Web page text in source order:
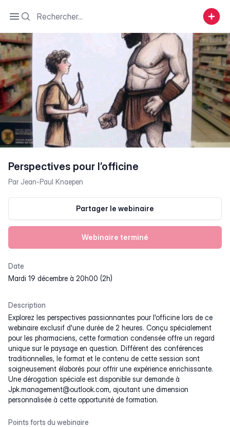
Open sidebar
Search
Perspectives pour l’officine
Par Jean-Paul Knaepen
Partager le webinaire
Webinaire terminé
Date
mardi 19 décembre à 20h00 (2h)
Description
Explorez les perspectives passionnantes pour l'officine lors de ce
webinaire exclusif d'une durée de 2 heures. Conçu spécialement
pour les pharmaciens, cette formation condensée offre un regard
unique sur le paysage en question. Différent des conférences
traditionnelles, le format et le contenu de cette session sont
soigneusement élaborés pour offrir une expérience enrichissante.
Une dérogation spéciale est disponible sur demande à
Jpk.management@outlook.com, ajoutant une dimension
personnalisée à cette opportunité de formation.
Points forts du webinaire